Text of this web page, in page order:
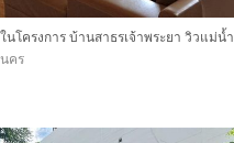
โครงการ บ้านสาธรเจ้าพระยา วิวแม่น้ำ
คร